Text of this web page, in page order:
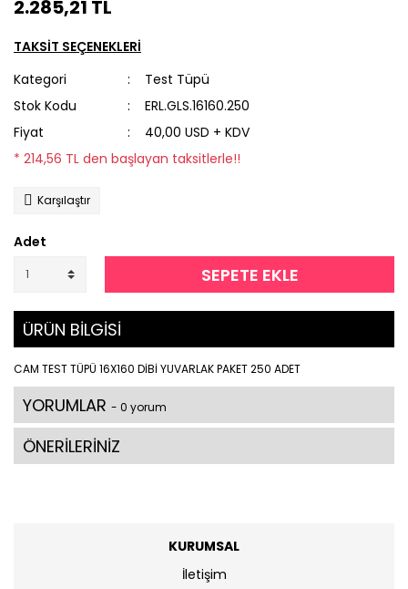
2.285,21 TL
TAKSİT SEÇENEKLERİ
Kategori
Test Tüpü
Stok Kodu
ERL.GLS.16160.250
Fiyat
40,00 USD + KDV
* 214,56 TL den başlayan taksitlerle!!
Karşılaştır
Adet
SEPETE EKLE
ÜRÜN BİLGİSİ
CAM TEST TÜPÜ 16X160 DİBİ YUVARLAK PAKET 250 ADET
YORUMLAR - 0 yorum
ÖNERİLERİNİZ
KURUMSAL
İletişim